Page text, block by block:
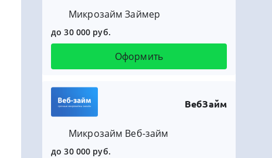
Микрозайм Займер
до 30 000 руб.
Оформить
ВебЗайм
Микрозайм Веб-займ
до 30 000 руб.